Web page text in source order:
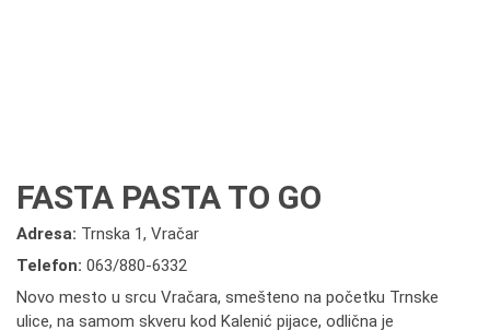
FASTA PASTA TO GO
Adresa: Trnska 1, Vračar
Telefon: 063/880-6332
Novo mesto u srcu Vračara, smešteno na početku Trnske
ulice, na samom skveru kod Kalenić pijace, odlična je